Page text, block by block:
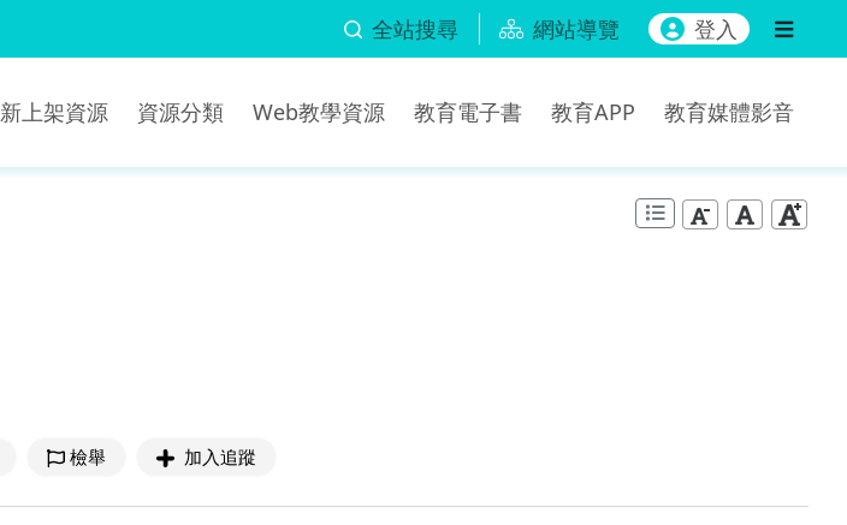
全站搜尋 網站導覽 登入
新上架資源 資源分類 Web教學資源 教育電子書 教育APP 教育媒體影音
檢舉 加入追蹤